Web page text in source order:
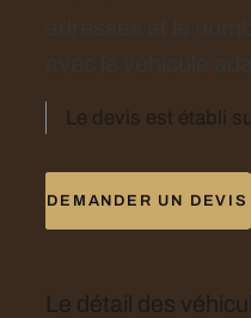
Le devis est établi
DEMANDER UN DEVIS
Le détail des